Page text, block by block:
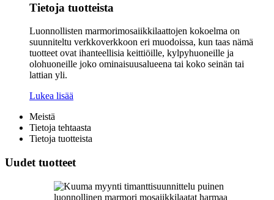
Tietoja tuotteista
Luonnollisten marmorimosaiikkilaattojen kokoelma on
suunniteltu verkkoverkkoon eri muodoissa, kun taas nämä
tuotteet ovat ihanteellisia keittiöille, kylpyhuoneille ja
olohuoneille joko ominaisuusalueena tai koko seinän tai
lattian yli.
Lukea lisää
Meistä
Tietoja tehtaasta
Tietoja tuotteista
Uudet tuotteet